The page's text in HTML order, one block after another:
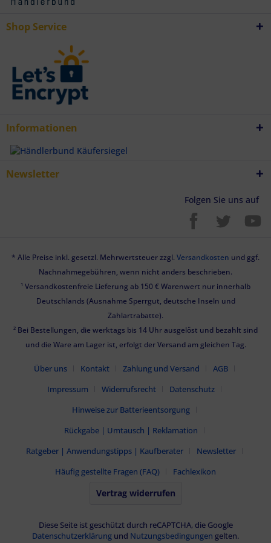
Shop Service
Informationen
Newsletter
Folgen Sie uns auf
* Alle Preise inkl. gesetzl. Mehrwertsteuer zzgl. Versandkosten und ggf.
Nachnahmegebühren, wenn nicht anders beschrieben.
¹ Versandkostenfreie Lieferung ab 150 € Warenwert nur innerhalb
Deutschlands (Ausnahme Sperrgut, deutsche Inseln und
Zahlartrabatte).
² Bei Bestellungen, die werktags bis 14 Uhr ausgelöst und bezahlt sind
und die Ware am Lager ist, erfolgt der Versand am gleichen Tag.
Über uns Kontakt Zahlung und Versand
AGB
Impressum
Widerrufsrecht
Datenschutz
Hinweise zur Batterieentsorgung
Rückgabe | Umtausch | Reklamation
Ratgeber | Anwendungstipps | Kaufberater
Newsletter
Häufig gestellte Fragen (FAQ)
Fachlexikon
Vertrag widerrufen
Diese Seite ist geschützt durch reCAPTCHA, die Google
Datenschutzerklärung und Nutzungsbedingungen gelten.
Endgeräteeigenschaften zur Identifikation aktiv abfragen